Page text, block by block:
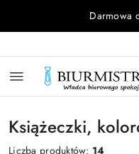
Przejdź do treści
Przejdź do
Przejdź do moje
Przejdź do menu
Przejdź do stopki
Darmowa
Książeczki,
Liczba produktów: 14